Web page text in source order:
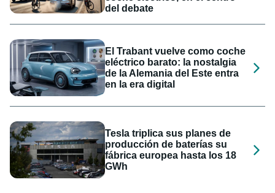
del debate
El Trabant vuelve como coche
eléctrico barato: la nostalgia
de la Alemania del Este entra
en la era digital
Tesla triplica sus planes de
producción de baterías su
fábrica europea hasta los 18
GWh